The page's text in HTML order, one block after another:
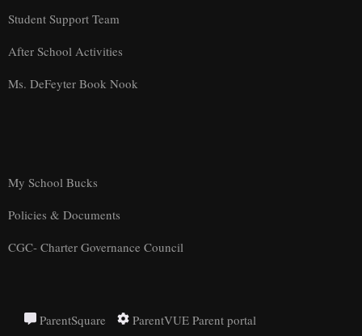
Student Support Team
After School Activities
Ms. DeFeyter Book Nook
My School Bucks
Policies & Documents
CGC- Charter Governance Council
ParentSquare ParentVUE Parent portal